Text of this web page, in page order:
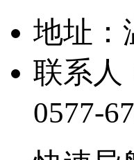
地址
联系人
0577-